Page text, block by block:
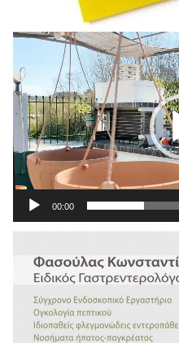
Πρόγραμμα
Αναπαραγωγής
Βίντεο
00:00